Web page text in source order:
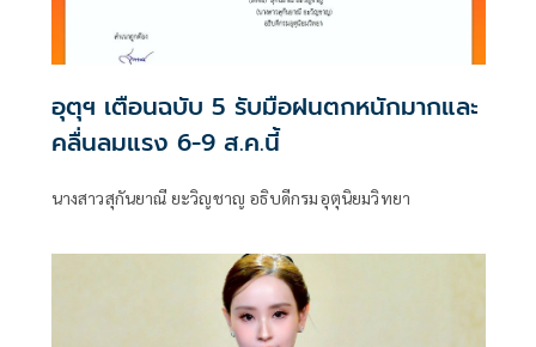
อุตุฯ เตือนฉบับ 5 รับมือฝนตกหนักมากและ
คลื่นลมแรง 6-9 ส.ค.นี้
นางสาวสุกันยาณี ยะวิญชาญ อธิบดีกรมอุตุนิยมวิทยา